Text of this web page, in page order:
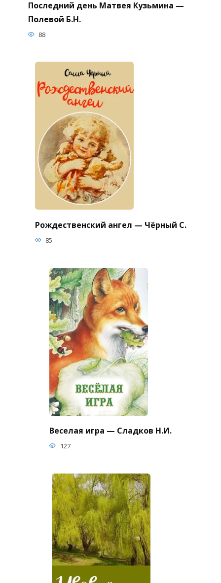
Последний день Матвея Кузьмина —
Полевой Б.Н.
88
Рождественский ангел — Чёрный С.
85
Веселая игра — Сладков Н.И.
127